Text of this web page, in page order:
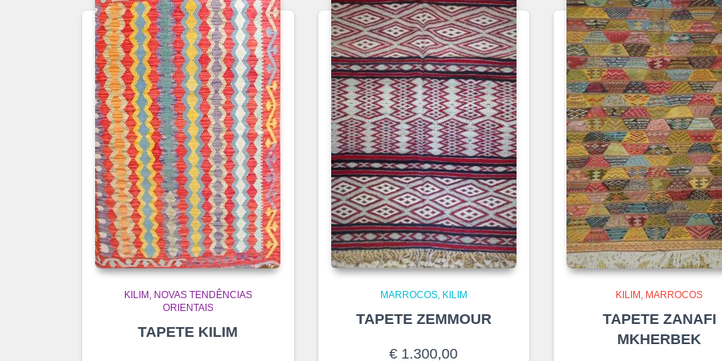
KILIM
NOVAS TENDÊNCIAS
ORIENTAIS
TAPETE KILIM
MARROCOS KILIM
TAPETE ZEMMOUR
€ 1.300,00
KILIM MARROCOS
TAPETE ZANAFI
MKHERBEK